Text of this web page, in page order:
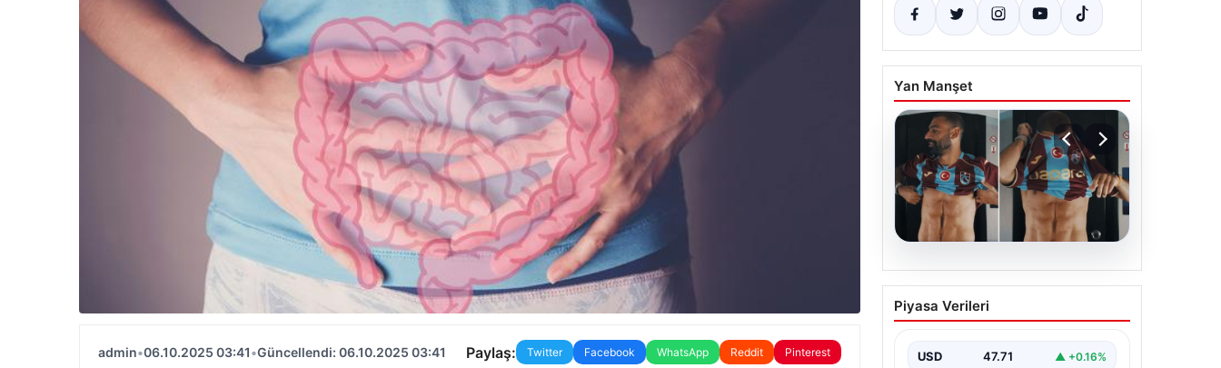
admin•06.10.2025 03:41•Güncellendi: 06.10.2025 03:41 Paylaş: Twitter Facebook WhatsApp Reddit Pinterest
Yan Manşet
05.08.2026
Mohamed Salah’ın
karnındaki görüntü
Gerçek ortaya çıktı
Piyasa Verileri
USD 47.71 ▲ +0.16%